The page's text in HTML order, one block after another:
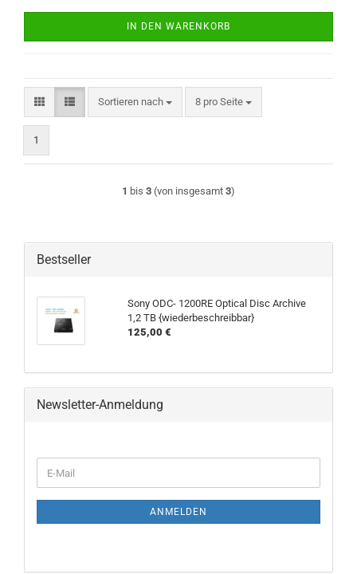
IN DEN WARENKORB
Sortieren nach
Sortieren nach 8 pro Seite
pro Seite
1
1 bis 3 (von insgesamt 3)
Bestseller
Sony ODC- 1200RE Optical Disc Archive
1,2 TB {wiederbeschreibbar}
125,00 €
Newsletter-Anmeldung
ZUR
E-
Mail
ANMELDEN